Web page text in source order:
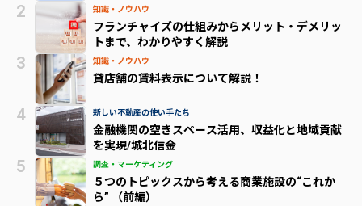
知識・ノウハウ
フランチャイズの仕組みからメリット・デメリッ
トまで、わかりやすく解説
知識・ノウハウ
貸店舗の賃料表示について解説！
新しい不動産の使い手たち
金融機関の空きスペース活用、収益化と地域貢献
を実現/城北信金
調査・マーケティング
５つのトピックスから考える商業施設の“これか
ら” （前編）